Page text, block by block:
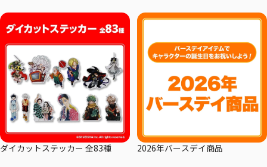
ダイカットステッカー 全83種 2026年バースデイ商品